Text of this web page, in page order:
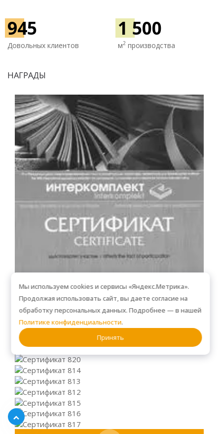
945
Довольных клиентов
1 500
м2 производства
НАГРАДЫ
Мы используем cookies и сервисы «Яндекс.Метрика».
Продолжая использовать сайт, вы даете согласие на
обработку персональных данных. Подробнее — в нашей
Политике конфиденциальности.
Принять